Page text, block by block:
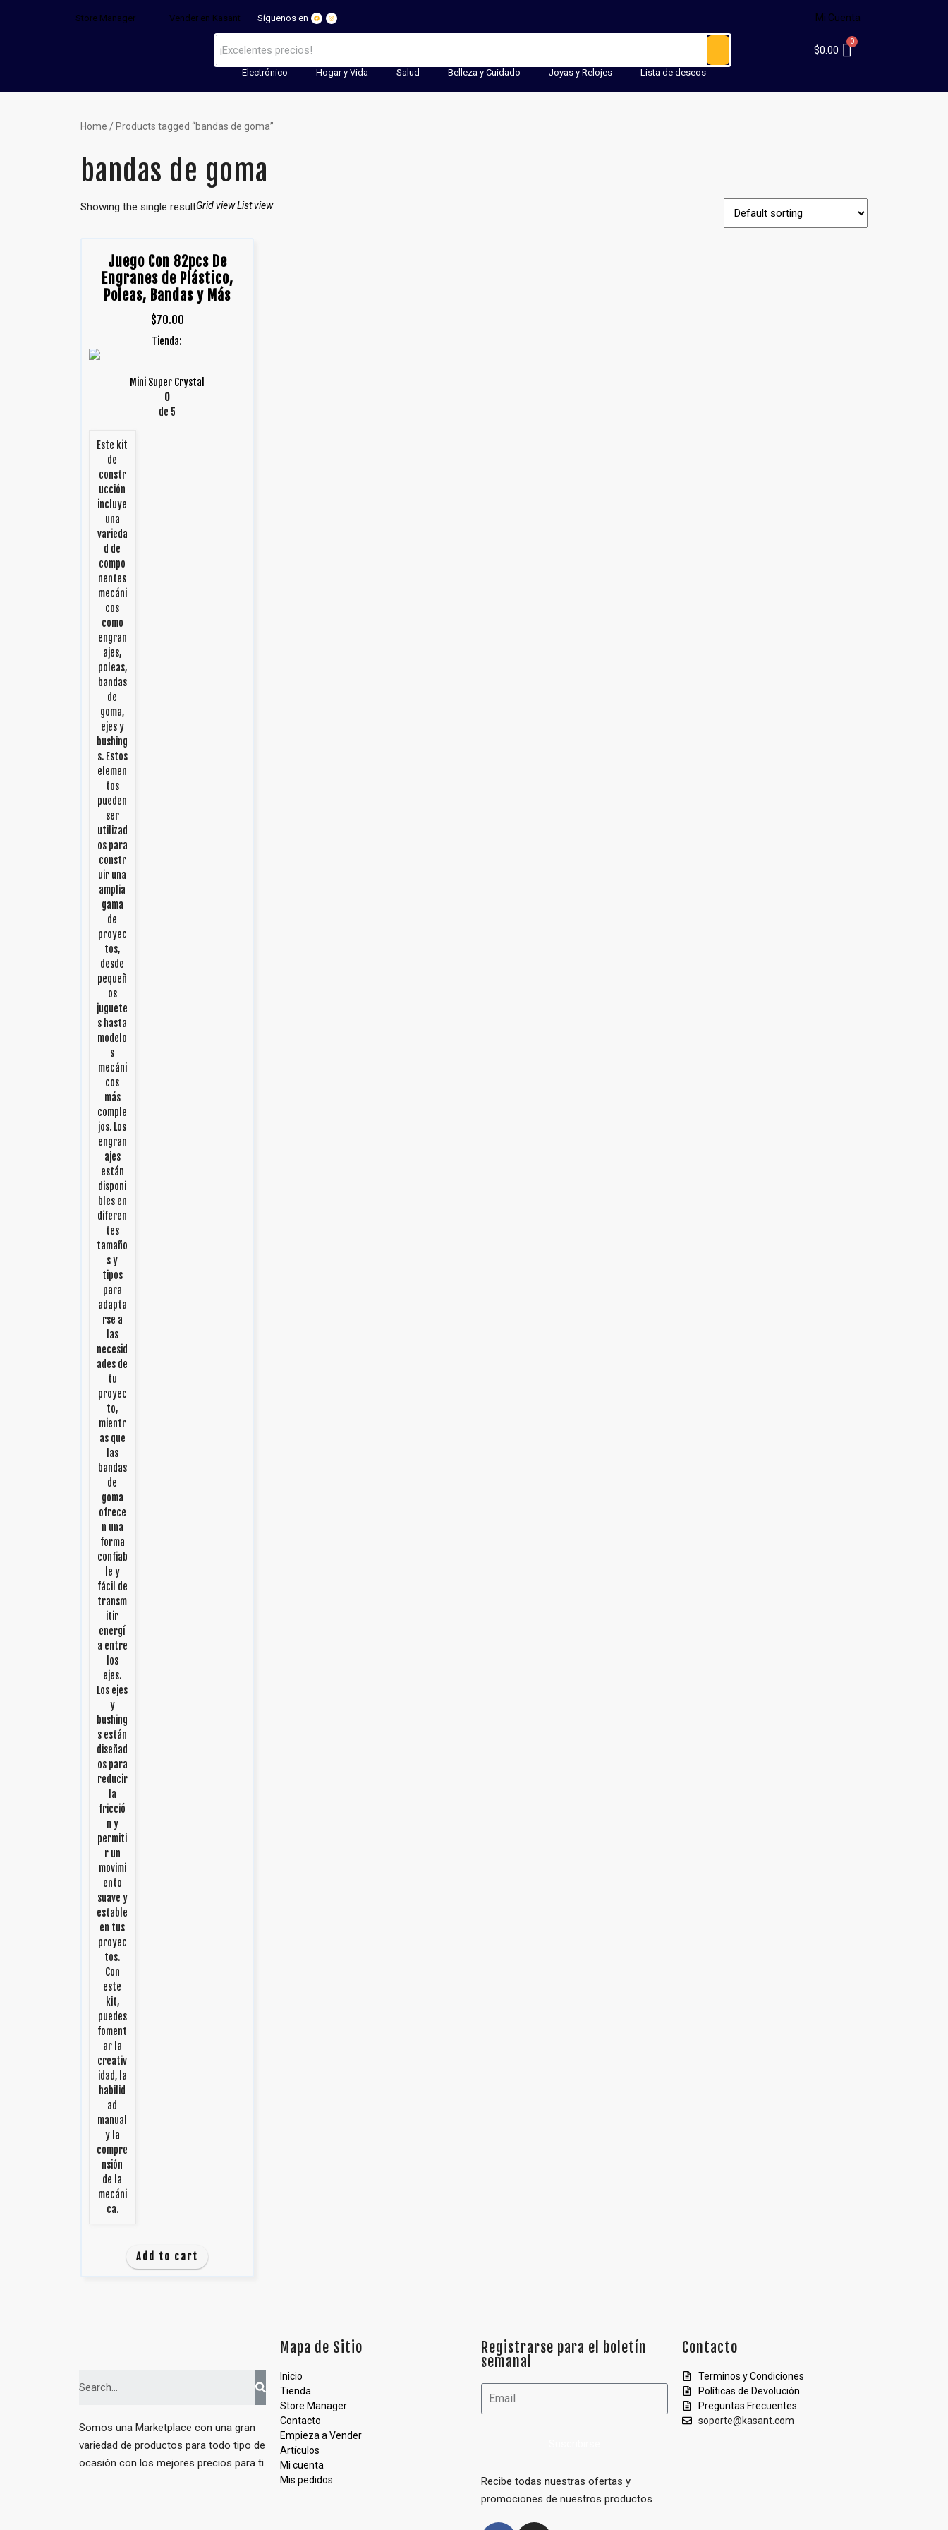
Store Manager Vender en Kasant Síguenos en Mi Cuenta
$0.00
Electrónico Hogar y Vida Salud Belleza y Cuidado Joyas y Relojes Lista de deseos
Home / Products tagged “bandas de goma”
bandas de goma
Showing the single resultGrid viewList view
Juego Con 82pcs De
Engranes de Plástico,
Poleas, Bandas y Más
$70.00
Tienda:
Mini Super Crystal
0
de 5
Este kit
de
constr
ucción
incluye
una
varieda
d de
compo
nentes
mecáni
cos
como
engran
ajes,
poleas,
bandas
de
goma,
ejes y
bushing
s. Estos
elemen
tos
pueden
ser
utilizad
os para
constr
uir una
amplia
gama
de
proyec
tos,
desde
pequeñ
os
juguete
s hasta
modelo
s
mecáni
cos
más
comple
jos. Los
engran
ajes
están
disponi
bles en
diferen
tes
tamaño
s y
tipos
para
adapta
rse a
las
necesid
ades de
tu
proyec
to,
mientr
as que
las
bandas
de
goma
ofrece
n una
forma
confiab
le y
fácil de
transm
itir
energí
a entre
los
ejes.
Los ejes
y
bushing
s están
diseñad
os para
reducir
la
fricció
n y
permiti
r un
movimi
ento
suave y
estable
en tus
proyec
tos.
Con
este
kit,
puedes
foment
ar la
creativ
idad, la
habilid
ad
manual
y la
compre
nsión
de la
mecáni
ca.
Add to cart
Somos una Marketplace con una gran
variedad de productos para todo tipo de
ocasión con los mejores precios para ti
Mapa de Sitio
Inicio
Tienda
Store Manager
Contacto
Empieza a Vender
Artículos
Mi cuenta
Mis pedidos
Registrarse para el boletín
semanal
Recibe todas nuestras ofertas y
promociones de nuestros productos
Contacto
Terminos y Condiciones
Políticas de Devolución
Preguntas Frecuentes
soporte@kasant.com